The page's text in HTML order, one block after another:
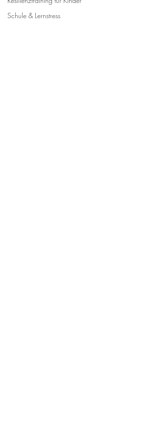
Schule & Lernstress